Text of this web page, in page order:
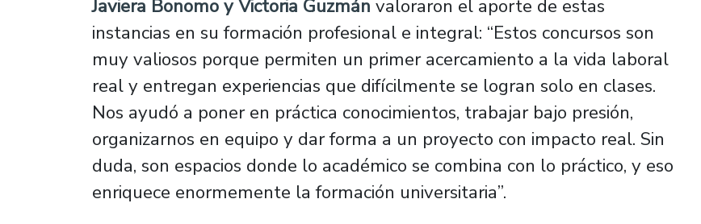
Javiera Bonomo y Victoria Guzmán valoraron el aporte de estas
instancias en su formación profesional e integral: “Estos concursos son
muy valiosos porque permiten un primer acercamiento a la vida laboral
real y entregan experiencias que difícilmente se logran solo en clases.
Nos ayudó a poner en práctica conocimientos, trabajar bajo presión,
organizarnos en equipo y dar forma a un proyecto con impacto real. Sin
duda, son espacios donde lo académico se combina con lo práctico, y eso
enriquece enormemente la formación universitaria”.